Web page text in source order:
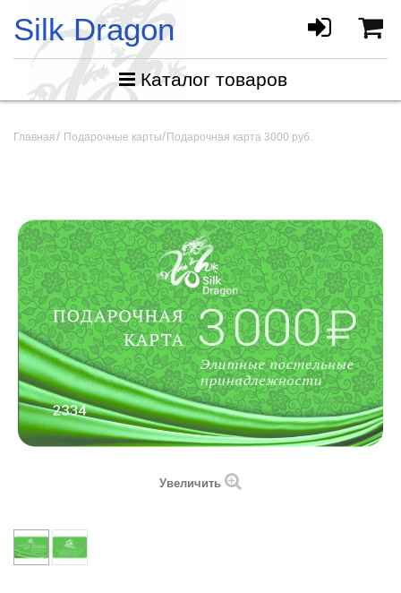
Silk Dragon
Каталог товаров
Главная Подарочные карты Подарочная карта 3000 руб.
Увеличить